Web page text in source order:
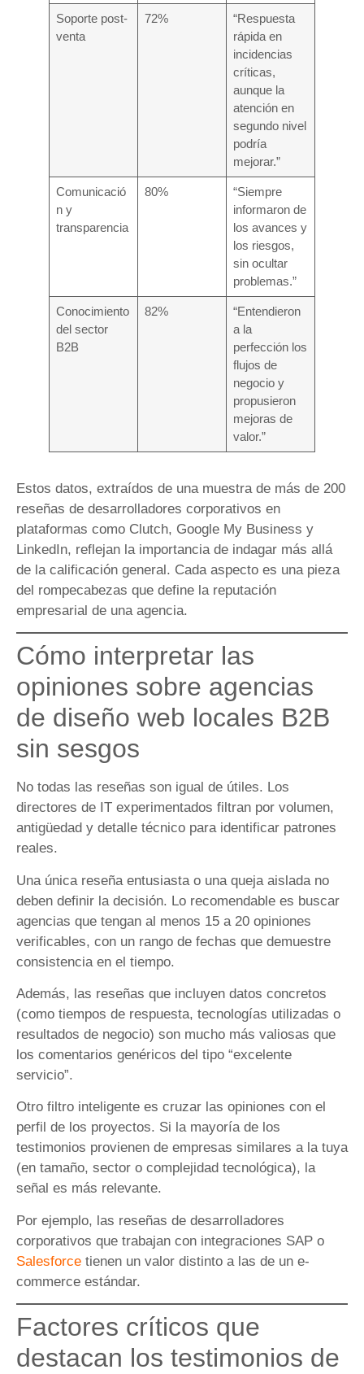
Soporte post-
venta
72%
“Respuesta
rápida en
incidencias
críticas,
aunque la
atención en
segundo nivel
podría
mejorar.”
Comunicació
n y
transparencia
80%
“Siempre
informaron de
los avances y
los riesgos,
sin ocultar
problemas.”
Conocimiento
del sector
B2B
82%
“Entendieron
a la
perfección los
flujos de
negocio y
propusieron
mejoras de
valor.”
Estos datos, extraídos de una muestra de más de 200
reseñas de desarrolladores corporativos en
plataformas como Clutch, Google My Business y
LinkedIn, reflejan la importancia de indagar más allá
de la calificación general. Cada aspecto es una pieza
del rompecabezas que define la reputación
empresarial de una agencia.
Cómo interpretar las
opiniones sobre agencias
de diseño web locales B2B
sin sesgos
No todas las reseñas son igual de útiles. Los
directores de IT experimentados filtran por volumen,
antigüedad y detalle técnico para identificar patrones
reales.
Una única reseña entusiasta o una queja aislada no
deben definir la decisión. Lo recomendable es buscar
agencias que tengan al menos 15 a 20 opiniones
verificables, con un rango de fechas que demuestre
consistencia en el tiempo.
Además, las reseñas que incluyen datos concretos
(como tiempos de respuesta, tecnologías utilizadas o
resultados de negocio) son mucho más valiosas que
los comentarios genéricos del tipo “excelente
servicio”.
Otro filtro inteligente es cruzar las opiniones con el
perfil de los proyectos. Si la mayoría de los
testimonios provienen de empresas similares a la tuya
(en tamaño, sector o complejidad tecnológica), la
señal es más relevante.
Por ejemplo, las reseñas de desarrolladores
corporativos que trabajan con integraciones SAP o
Salesforce tienen un valor distinto a las de un e-
commerce estándar.
Factores críticos que
destacan los testimonios de